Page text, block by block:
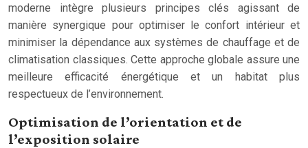
moderne intègre plusieurs principes clés agissant de
manière synergique pour optimiser le confort intérieur et
minimiser la dépendance aux systèmes de chauffage et de
climatisation classiques. Cette approche globale assure une
meilleure efficacité énergétique et un habitat plus
respectueux de l’environnement.
Optimisation de l’orientation et de
l’exposition solaire